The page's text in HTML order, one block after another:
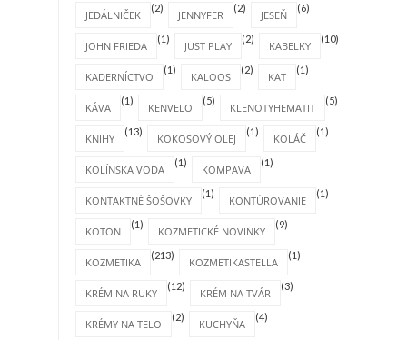
JEDÁLNIČEK
(2)
JENNYFER
(2)
JESEŇ
(6)
JOHN FRIEDA
(1)
JUST PLAY
(2)
KABELKY
(10)
KADERNÍCTVO
(1)
KALOOS
(2)
KAT
(1)
KÁVA
(1)
KENVELO
(5)
KLENOTYHEMATIT
(5)
KNIHY
(13)
KOKOSOVÝ OLEJ
(1)
KOLÁČ
(1)
KOLÍNSKA VODA
(1)
KOMPAVA
(1)
KONTAKTNÉ ŠOŠOVKY
(1)
KONTÚROVANIE
(1)
KOTON
(1)
KOZMETICKÉ NOVINKY
(9)
KOZMETIKA
(213)
KOZMETIKASTELLA
(1)
KRÉM NA RUKY
(12)
KRÉM NA TVÁR
(3)
KRÉMY NA TELO
(2)
KUCHYŇA
(4)